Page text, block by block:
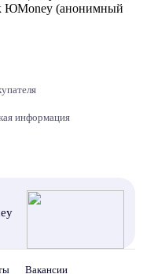
ЮMoney (анонимный
информация
Вакансии